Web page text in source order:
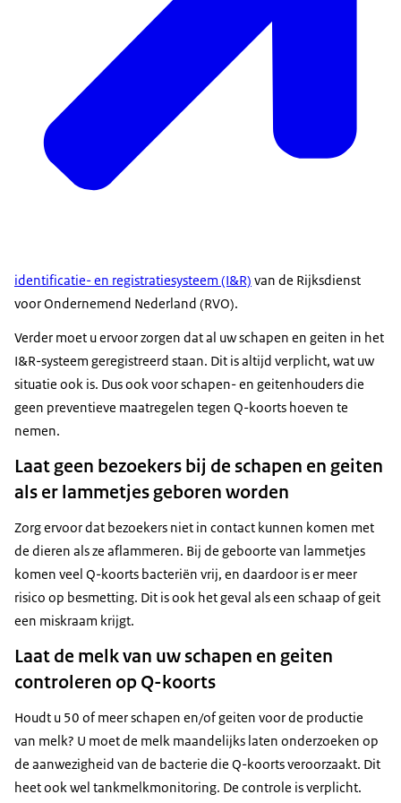
Bekijk hieronder de uitleg over de maatregelen.
045 -546 31 88. Zie ook deMeldwijzer Dierziekten.
Bekijk hieronder de uitleg over de maatregelen.
identificatie- en registratiesysteem (I&R) van de Rijksdienst
voor Ondernemend Nederland (RVO).
Verder moet u ervoor zorgen dat al uw schapen en geiten in het
I&R-systeem geregistreerd staan. Dit is altijd verplicht, wat uw
situatie ook is. Dus ook voor schapen- en geitenhouders die
geen preventieve maatregelen tegen Q-koorts hoeven te
nemen.
Laat geen bezoekers bij de schapen en geiten
als er lammetjes geboren worden
Zorg ervoor dat bezoekers niet in contact kunnen komen met
de dieren als ze aflammeren. Bij de geboorte van lammetjes
komen veel Q-koorts bacteriën vrij, en daardoor is er meer
risico op besmetting. Dit is ook het geval als een schaap of geit
een miskraam krijgt.
Laat de melk van uw schapen en geiten
controleren op Q-koorts
Houdt u 50 of meer schapen en/of geiten voor de productie
van melk? U moet de melk maandelijks laten onderzoeken op
de aanwezigheid van de bacterie die Q-koorts veroorzaakt. Dit
heet ook wel tankmelkmonitoring. De controle is verplicht.